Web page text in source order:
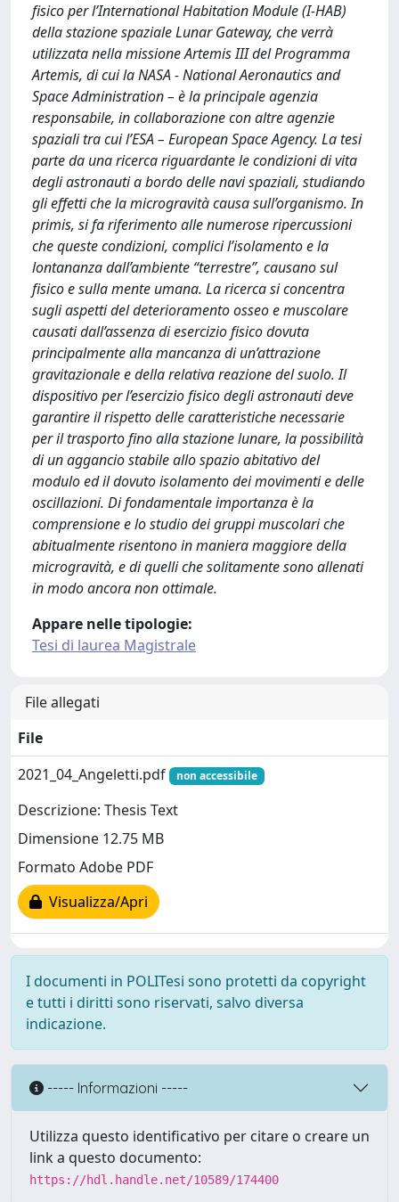
fisico per l’International Habitation Module (I-HAB)
della stazione spaziale Lunar Gateway, che verrà
utilizzata nella missione Artemis III del Programma
Artemis, di cui la NASA - National Aeronautics and
Space Administration – è la principale agenzia
responsabile, in collaborazione con altre agenzie
spaziali tra cui l’ESA – European Space Agency. La tesi
parte da una ricerca riguardante le condizioni di vita
degli astronauti a bordo delle navi spaziali, studiando
gli effetti che la microgravità causa sull’organismo. In
primis, si fa riferimento alle numerose ripercussioni
che queste condizioni, complici l’isolamento e la
lontananza dall’ambiente “terrestre”, causano sul
fisico e sulla mente umana. La ricerca si concentra
sugli aspetti del deterioramento osseo e muscolare
causati dall’assenza di esercizio fisico dovuta
principalmente alla mancanza di un’attrazione
gravitazionale e della relativa reazione del suolo. Il
dispositivo per l’esercizio fisico degli astronauti deve
garantire il rispetto delle caratteristiche necessarie
per il trasporto fino alla stazione lunare, la possibilità
di un aggancio stabile allo spazio abitativo del
modulo ed il dovuto isolamento dei movimenti e delle
oscillazioni. Di fondamentale importanza è la
comprensione e lo studio dei gruppi muscolari che
abitualmente risentono in maniera maggiore della
microgravità, e di quelli che solitamente sono allenati
in modo ancora non ottimale.
Appare nelle tipologie:
Tesi di laurea Magistrale
File allegati
File
2021_04_Angeletti.pdf
non accessibile
Descrizione: Thesis Text
Dimensione 12.75 MB
Formato Adobe PDF
Visualizza/Apri
I documenti in POLITesi sono protetti da copyright
e tutti i diritti sono riservati, salvo diversa
indicazione.
----- Informazioni -----
Utilizza questo identificativo per citare o creare un
link a questo documento:
https://hdl.handle.net/10589/174400